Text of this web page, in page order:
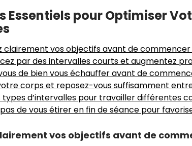
Essentiels pour Optimiser
clairement vos objectifs avant de
par des intervalles courts et augmentez
de bien vous échauffer avant de
corps et reposez-vous suffisamment
types d’intervalles pour travailler différentes
pas de vous étirer en fin de séance pour
vos objectifs avant de